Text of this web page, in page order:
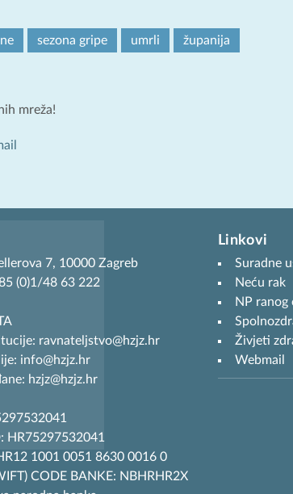
sezona gripe umrli županija
mreža!
7, 10000 Zagreb
(0)1/48 63 222
ravnateljstvo@hzjz.hr
info@hzjz.hr
hzjz@hzjz.hr
HR75297532041
1001 0051 8630 0016 0
CODE BANKE: NBHRHR2X
Linkovi
Suradne
Neću rak
NP
Živjeti
Webmail